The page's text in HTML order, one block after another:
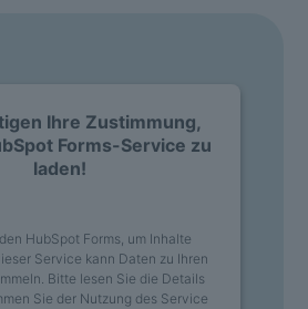
Ihre Zustimmung,
Forms-Service zu
laden!
HubSpot Forms, um Inhalte
Service kann Daten zu Ihren
Bitte lesen Sie die Details
Sie der Nutzung des Service